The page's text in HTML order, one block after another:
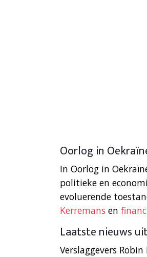
Oorlog in
In Oorlog in
politieke en
evoluerende
Kerremans en
Laatste nieuws
Verslaggevers